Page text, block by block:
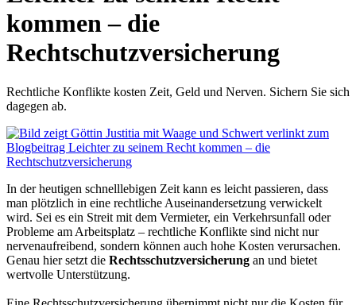
kommen – die
Rechtschutzversicherung
Rechtliche Konflikte kosten Zeit, Geld und Nerven. Sichern Sie sich
dagegen ab.
In der heutigen schnelllebigen Zeit kann es leicht passieren, dass
man plötzlich in eine rechtliche Auseinandersetzung verwickelt
wird. Sei es ein Streit mit dem Vermieter, ein Verkehrsunfall oder
Probleme am Arbeitsplatz – rechtliche Konflikte sind nicht nur
nervenaufreibend, sondern können auch hohe Kosten verursachen.
Genau hier setzt die Rechtsschutzversicherung an und bietet
wertvolle Unterstützung.